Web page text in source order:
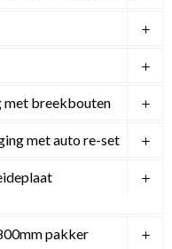
met breekbouten
met auto re-set
pakker